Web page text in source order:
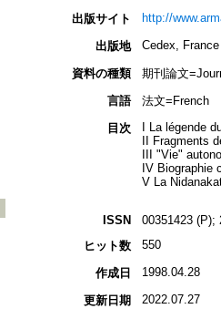
出版サイト http://
出版地 Cedex, France
資料の種類
期刊論文
言語
法文=French
目次
I La légende
II Fragments
III "Vie"
IV Biographie
V La
ISSN
00351423 (P);
ヒット数
550
作成日 1998.04.28
更新日期 2022.07.27